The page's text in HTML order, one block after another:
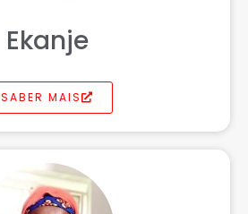
Ekanje
SABER MAIS